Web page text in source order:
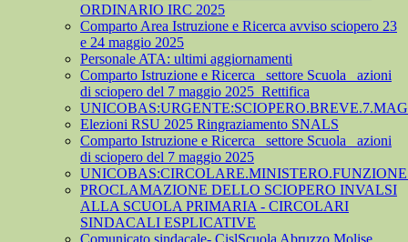
ORDINARIO IRC 2025
Comparto Area Istruzione e Ricerca avviso sciopero 23
e 24 maggio 2025
Personale ATA: ultimi aggiornamenti
Comparto Istruzione e Ricerca_ settore Scuola_ azioni
di sciopero del 7 maggio 2025_Rettifica
Elezioni RSU 2025 Ringraziamento SNALS
Comparto Istruzione e Ricerca_ settore Scuola_ azioni
di sciopero del 7 maggio 2025
PROCLAMAZIONE DELLO SCIOPERO INVALSI
ALLA SCUOLA PRIMARIA - CIRCOLARI
SINDACALI ESPLICATIVE